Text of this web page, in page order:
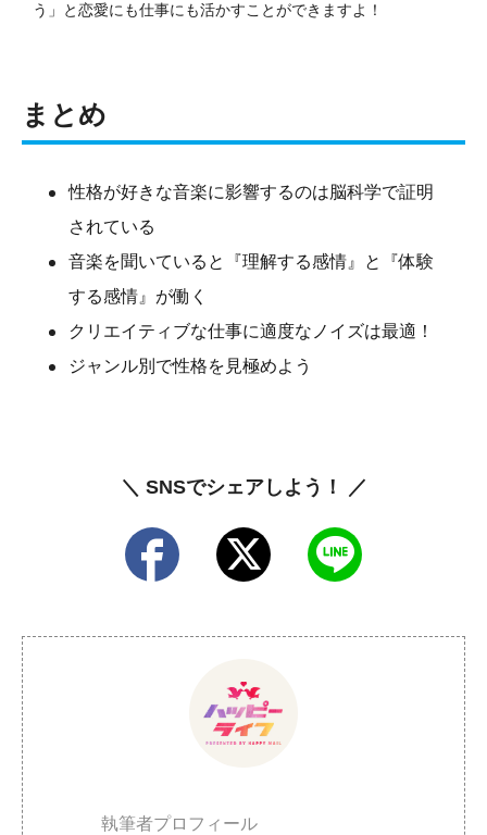
う」と恋愛にも仕事にも活かすことができますよ！
まとめ
性格が好きな音楽に影響するのは脳科学で証明
されている
音楽を聞いていると『理解する感情』と『体験
する感情』が働く
クリエイティブな仕事に適度なノイズは最適！
ジャンル別で性格を見極めよう
＼ SNSでシェアしよう！ ／
執筆者プロフィール